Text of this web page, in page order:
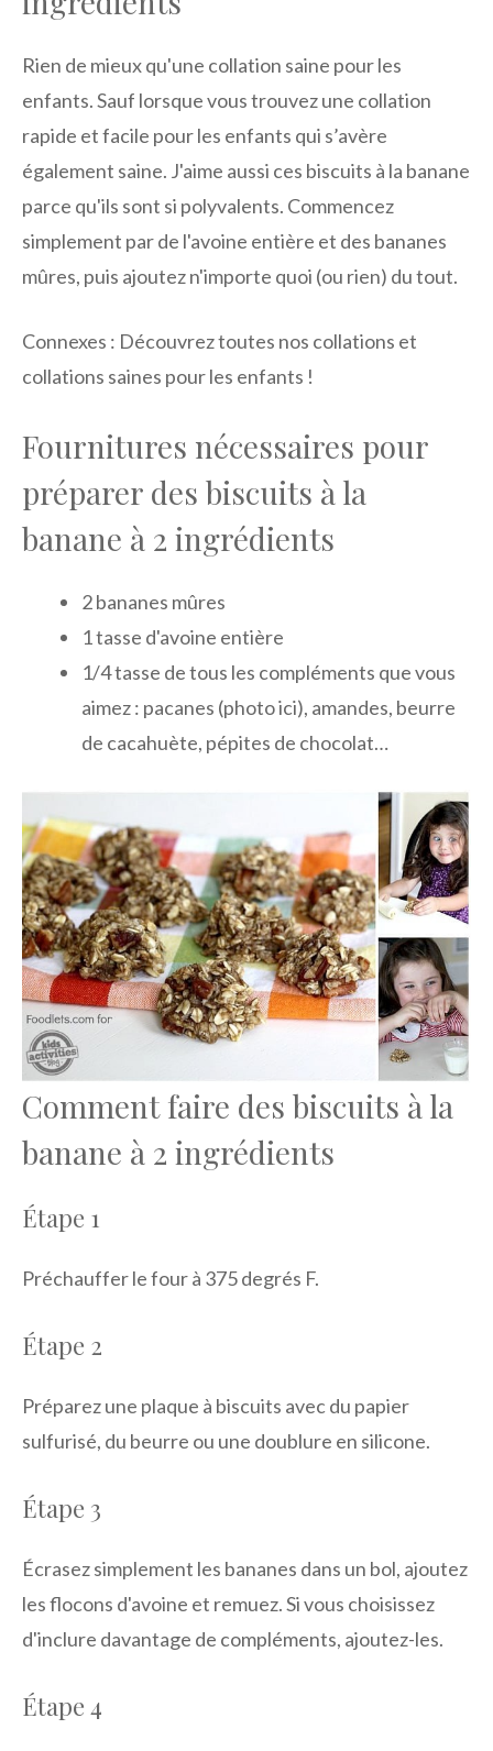
Rien de mieux qu'une collation saine pour les
enfants. Sauf lorsque vous trouvez une collation
rapide et facile pour les enfants qui s’avère
également saine. J'aime aussi ces biscuits à la banane
parce qu'ils sont si polyvalents. Commencez
simplement par de l'avoine entière et des bananes
mûres, puis ajoutez n'importe quoi (ou rien) du tout.
Connexes : Découvrez toutes nos collations et
collations saines pour les enfants !
Fournitures nécessaires pour
préparer des biscuits à la
banane à 2 ingrédients
2 bananes mûres
1 tasse d'avoine entière
1/4 tasse de tous les compléments que vous
aimez : pacanes (photo ici), amandes, beurre
de cacahuète, pépites de chocolat…
Comment faire des biscuits à la
banane à 2 ingrédients
Étape 1
Préchauffer le four à 375 degrés F.
Étape 2
Préparez une plaque à biscuits avec du papier
sulfurisé, du beurre ou une doublure en silicone.
Étape 3
Écrasez simplement les bananes dans un bol, ajoutez
les flocons d'avoine et remuez. Si vous choisissez
d'inclure davantage de compléments, ajoutez-les.
Étape 4